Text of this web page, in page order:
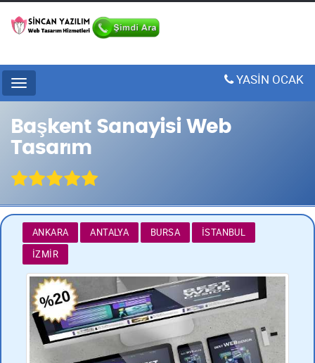
Menu YASİN OCAK
Başkent Sanayisi Web
Tasarım
ANKARA ANTALYA BURSA
İSTANBUL
İZMIR